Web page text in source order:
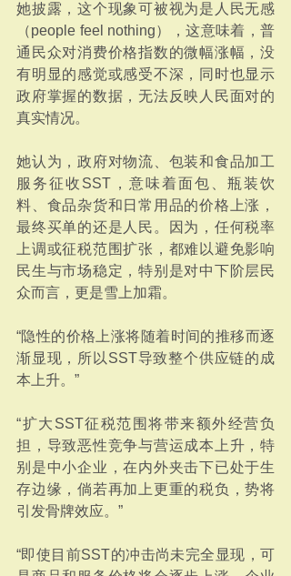
她披露，这个现象可被视为是人民无感
（people feel nothing），这意味着，普
通民众对消费价格指数的微幅涨幅，没
有明显的感觉或感受不深，同时也显示
政府掌握的数据，无法反映人民面对的
真实情况。
她认为，政府对物流、包装和食品加工
服务征收SST，意味着面包、瓶装饮
料、食品杂货和日常用品的价格上涨，
最终买单的还是人民。因为，任何税率
上调或征税范围扩张，都难以避免影响
民生与市场稳定，特别是对中下阶层民
众而言，更是雪上加霜。
“隐性的价格上涨将随着时间的推移而逐
渐显现，所以SST导致整个供应链的成
本上升。”
“扩大SST征税范围将带来额外经营负
担，导致恶性竞争与营运成本上升，特
别是中小企业，在内外夹击下已处于生
存边缘，倘若再加上更重的税负，势将
引发骨牌效应。”
“即使目前SST的冲击尚未完全显现，可